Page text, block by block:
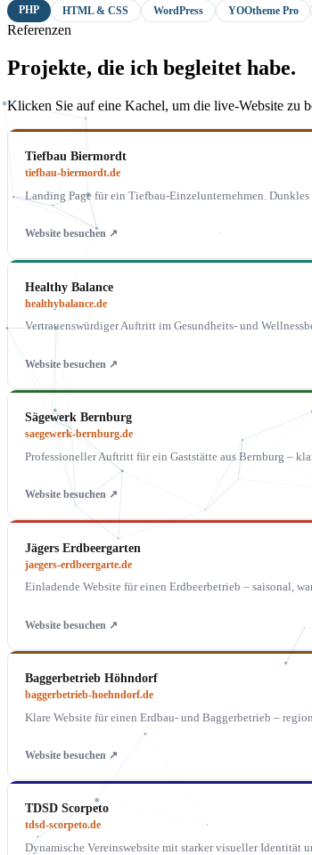
PHP HTML & CSS WordPress YOOtheme Pro
Referenzen
Projekte, die ich begleitet habe.
Klicken Sie auf eine Kachel, um die live-Website zu
Tiefbau Biermordt
tiefbau-biermordt.de
Landing Page für ein Tiefbau-Einzelunternehmen.
Website besuchen ↗
Healthy Balance
healthybalance.de
Vertrauenswürdiger Auftritt im Gesundheits- und
Website besuchen ↗
Sägewerk Bernburg
saegewerk-bernburg.de
Professioneller Auftritt für ein Gaststätte aus Bernburg –
Website besuchen ↗
Jägers Erdbeergarten
jaegers-erdbeergarte.de
Einladende Website für einen Erdbeerbetrieb – saisonal,
Website besuchen ↗
Baggerbetrieb Höhndorf
baggerbetrieb-hoehndorf.de
Klare Website für einen Erdbau- und Baggerbetrieb –
Website besuchen ↗
TDSD Scorpeto
tdsd-scorpeto.de
Dynamische Vereinswebsite mit starker visueller Identität